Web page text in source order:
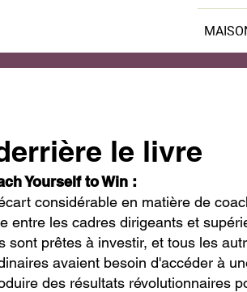
le livre
Yourself to Win :
considérable en matière de
entre les cadres dirigeants et
sont prêtes à investir, et tous les
avaient besoin d'accéder à
des résultats révolutionnaires